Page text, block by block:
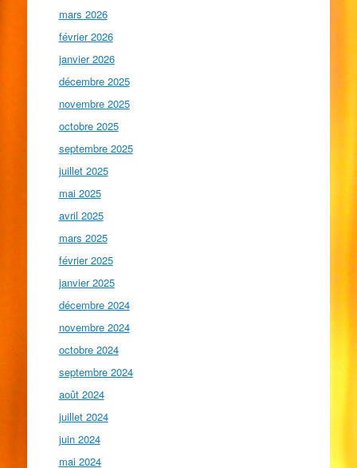
mars 2026
février 2026
janvier 2026
décembre 2025
novembre 2025
octobre 2025
septembre 2025
juillet 2025
mai 2025
avril 2025
mars 2025
février 2025
janvier 2025
décembre 2024
novembre 2024
octobre 2024
septembre 2024
août 2024
juillet 2024
juin 2024
mai 2024